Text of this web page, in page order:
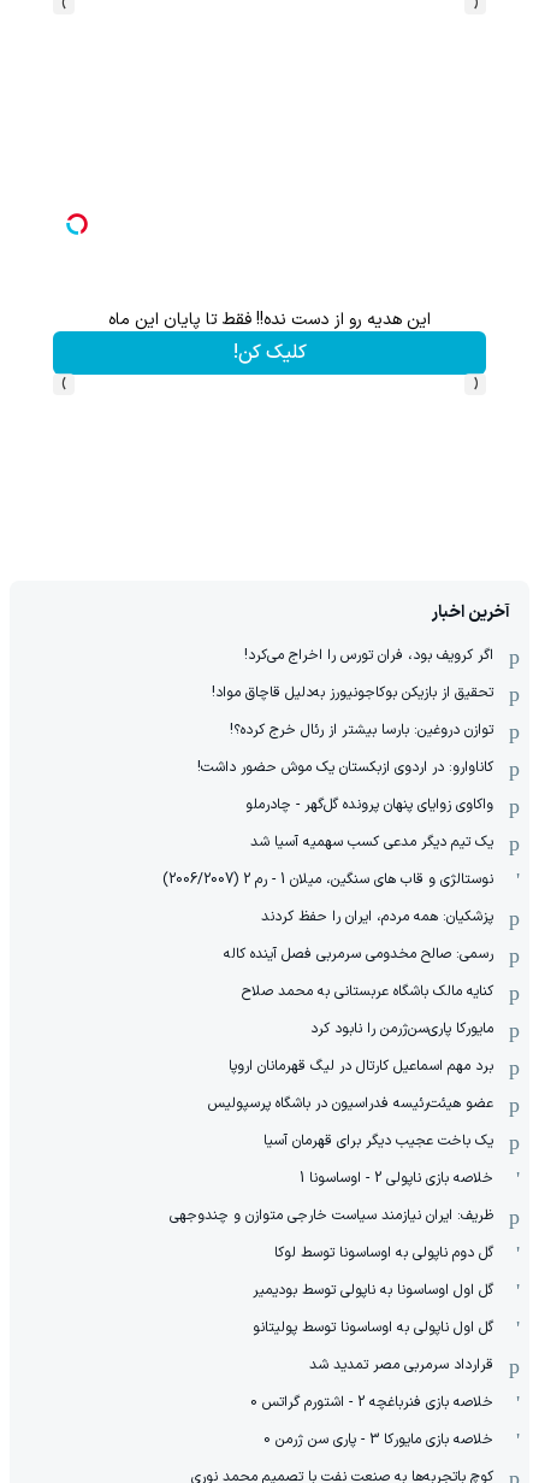
این هدیه رو از دست نده!! فقط تا پایان این ماه
کلیک کن!
‹
›
آخرین اخبار
اگر کرویف بود، فران تورس را اخراج می‌کرد!
تحقیق از بازیکن بوکاجونیورز به‌دلیل قاچاق مواد!
توازن دروغین: بارسا بیشتر از رئال خرج کرده؟!
کاناوارو: در اردوی ازبکستان یک موش حضور داشت!
واکاوی زوایای پنهان پرونده گل‌گهر - چادرملو
یک تیم دیگر مدعی کسب سهمیه آسیا شد
نوستالژی و قاب های سنگین، میلان 1 - رم 2 (2006/2007)
پزشکیان: همه مردم، ایران را حفظ کردند
رسمی: صالح مخدومی سرمربی فصل آینده کاله
کنایه مالک باشگاه عربستانی به محمد صلاح
مایورکا پاری‌سن‌ژرمن را نابود کرد
برد مهم اسماعیل کارتال در لیگ قهرمانان اروپا
عضو هیئت‌رئیسه فدراسیون در باشگاه پرسپولیس
یک باخت عجیب دیگر برای قهرمان آسیا
خلاصه بازی ناپولی 2 - اوساسونا 1
ظریف: ایران نیازمند سیاست خارجی متوازن و چندوجهی
گل دوم ناپولی به اوساسونا توسط لوکا
گل اول اوساسونا به ناپولی توسط بودیمیر
گل اول ناپولی به اوساسونا توسط پولیتانو
قرارداد سرمربی مصر تمدید شد
خلاصه بازی فنرباغچه 2 - اشتورم گراتس 0
خلاصه بازی مایورکا 3 - پاری سن ژرمن 0
کوچ باتجربه‌ها به صنعت نفت با تصمیم محمد نوری